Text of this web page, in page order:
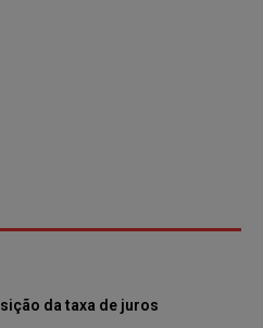
da taxa de juros